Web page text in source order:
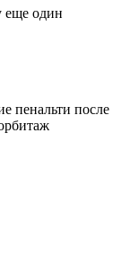
еще один
пенальти после